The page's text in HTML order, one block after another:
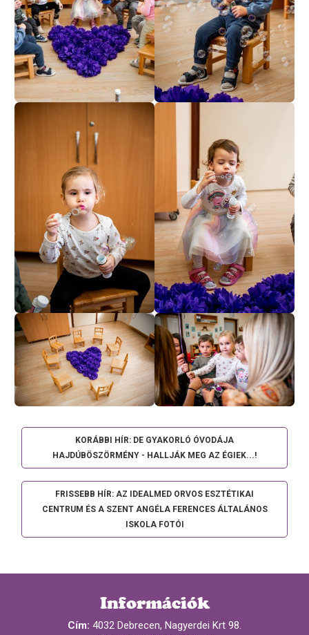
KORÁBBI HÍR: DE GYAKORLÓ ÓVODÁJA
HAJDÚBÖSZÖRMÉNY - HALLJÁK MEG AZ ÉGIEK...!
FRISSEBB HÍR: AZ IDEALMED ORVOS ESZTÉTIKAI
CENTRUM ÉS A SZENT ANGÉLA FERENCES ÁLTALÁNOS
ISKOLA FOTÓI
Információk
Cím: 4032 Debrecen, Nagyerdei Krt 98.